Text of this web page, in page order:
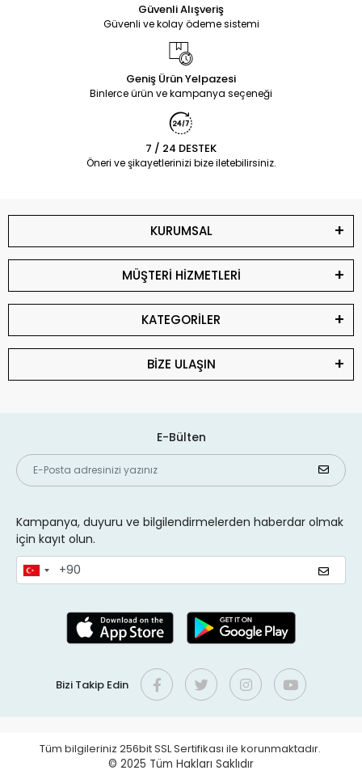
Güvenli Alışveriş
Güvenli ve kolay ödeme sistemi
Geniş Ürün Yelpazesi
Binlerce ürün ve kampanya seçeneği
7 / 24 DESTEK
Öneri ve şikayetlerinizi bize iletebilirsiniz.
KURUMSAL
MÜŞTERİ HİZMETLERİ
KATEGORİLER
BİZE ULAŞIN
E-Bülten
Kampanya, duyuru ve bilgilendirmelerden haberdar olmak
için kayıt olun.
Bizi Takip Edin
Tüm bilgileriniz 256bit SSL Sertifikası ile korunmaktadır.
© 2025 Tüm Hakları Saklıdır